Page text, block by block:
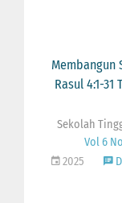
Membangun
Rasul 4:1-
Sekolah
Vol 6
2025